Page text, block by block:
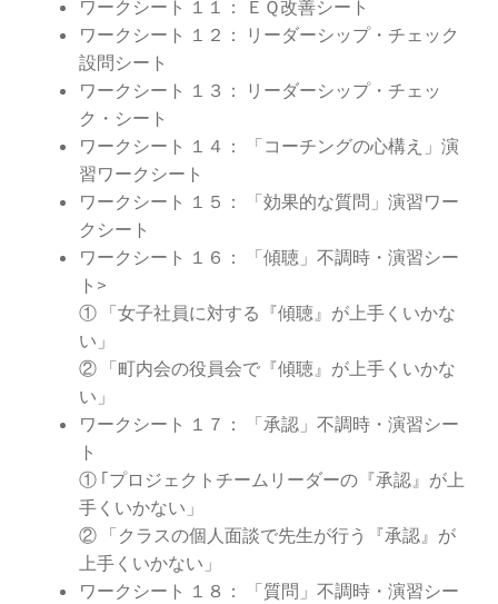
ワークシート １１： ＥＱ改善シート
ワークシート １２： リーダーシップ・チェック
設問シート
ワークシート １３： リーダーシップ・チェッ
ク・シート
ワークシート １４： 「コーチングの心構え」演
習ワークシート
ワークシート １５： 「効果的な質問」演習ワー
クシート
ワークシート １６： 「傾聴」不調時・演習シー
ト>
① 「女子社員に対する『傾聴』が上手くいかな
い」
② 「町内会の役員会で『傾聴』が上手くいかな
い」
ワークシート １７： 「承認」不調時・演習シー
ト
① ｢プロジェクトチームリーダーの『承認』が上
手くいかない」
② 「クラスの個人面談で先生が行う『承認』が
上手くいかない」
ワークシート １８： 「質問」不調時・演習シー